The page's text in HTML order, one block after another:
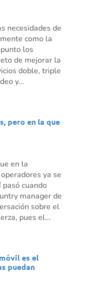
necesidades de
como la
los
de mejorar la
doble, triple
y...
pero en la que
en la
ya se
cuando
manager de
sobre el
pues el...
es el
puedan